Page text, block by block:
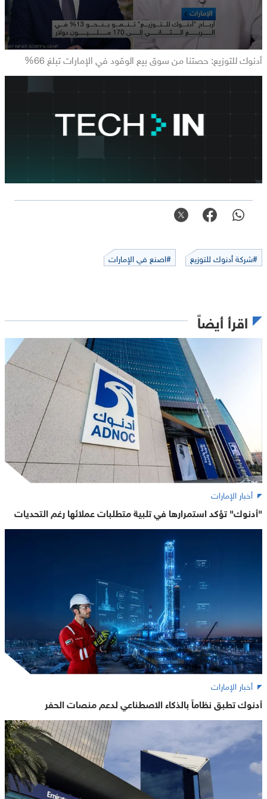
أدنوك للتوزيع: حصتنا من سوق بيع الوقود في الإمارات تبلغ 66%
#شركة أدنوك للتوزيع #اصنع في الإمارات
اقرأ أيضاً
أخبار الإمارات
"أدنوك" تؤكد استمرارها في تلبية متطلبات عملائها رغم التحديات
أخبار الإمارات
أدنوك تطبق نظاماً بالذكاء الاصطناعي لدعم منصات الحفر